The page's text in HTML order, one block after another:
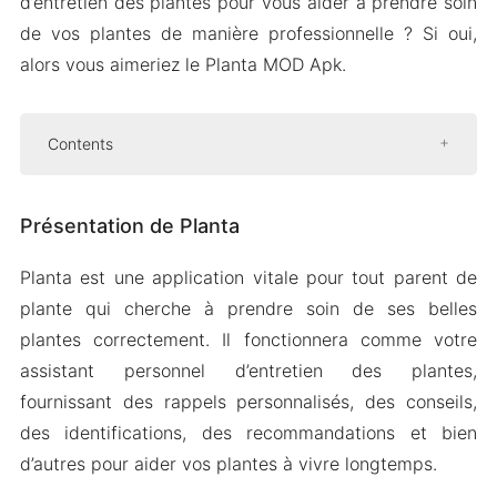
de vos plantes de manière professionnelle ? Si oui,
alors vous aimeriez le Planta MOD Apk.
Contents
Rappels d’entretien intelligents
Identifications des plantes
Journal des plantes pour une meilleure
croissance
Version Mod APK de Planta
Caractéristiques du Mod
Télécharger Planta Apk & MOD pour Android
Présentation de Planta
Planta est une application vitale pour tout parent de
plante qui cherche à prendre soin de ses belles
plantes correctement. Il fonctionnera comme votre
assistant personnel d’entretien des plantes,
fournissant des rappels personnalisés, des conseils,
des identifications, des recommandations et bien
d’autres pour aider vos plantes à vivre longtemps.